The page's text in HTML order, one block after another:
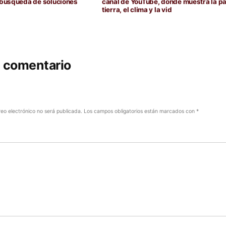
tierra, el clima y la vid
comentario
electrónico no será publicada. Los campos obligatorios están marcados con *